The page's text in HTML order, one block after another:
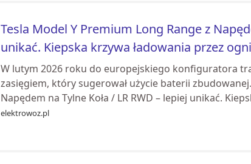
Tesla Model Y Premium Long Range z
unikać. Kiepska krzywa ładowania przez
W lutym 2026 roku do europejskiego konfiguratora
zasięgiem, który sugerował użycie baterii
Napędem na Tylne Koła / LR RWD – lepiej unikać.
elektrowoz.pl